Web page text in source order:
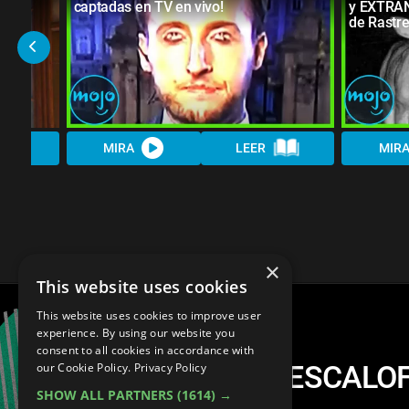
captadas en TV en vivo!
MIRA LEER
y
de
MIRA
¡Top 30 Cosas Más
×
This website uses cookies
This website uses cookies to improve user
experience. By using our website you
consent to all cookies in accordance with
our Cookie Policy. Privacy Policy
SHOW ALL PARTNERS (1614) →